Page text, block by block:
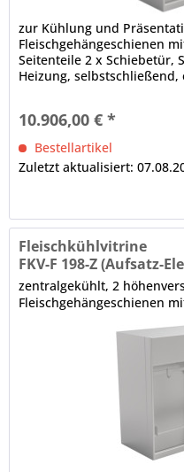
zur Kühlung und
Fleischgehängeschienen
Seitenteile 2 x Schiebetür,
Heizung,
bauseitiger
10.906,00 € *
Bestellartikel
Zuletzt aktualisiert:
Fleischkühlvitrine
FKV-F 198-Z (Aufsatz-
zentralgekühlt, 2
Fleischgehängeschienen